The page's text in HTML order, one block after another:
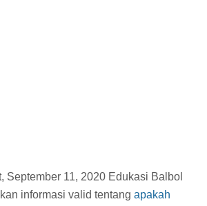
September 11, 2020 Edukasi Balbol
informasi valid tentang apakah